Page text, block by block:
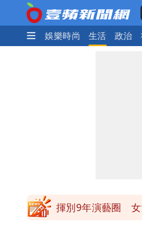
熱門 娛樂時尚 生活 政治
揮別9年演藝圈 女